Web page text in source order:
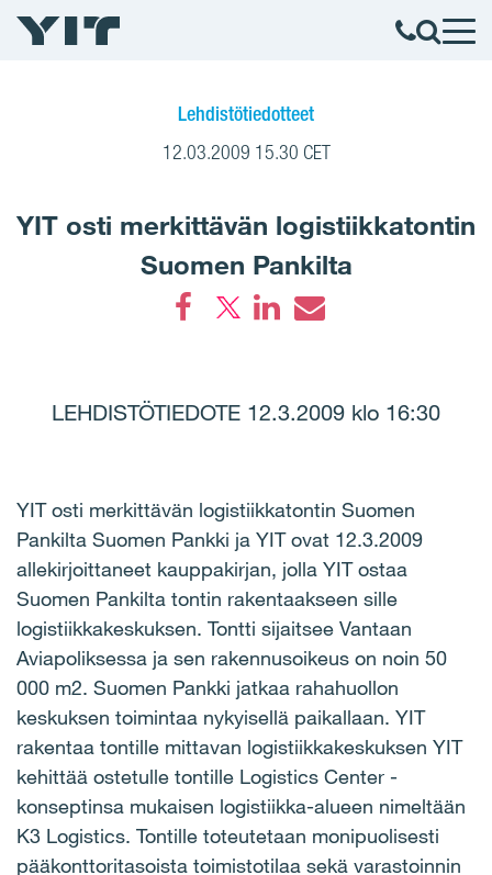
Lehdistötiedotteet
12.03.2009 15.30 CET
YIT osti merkittävän logistiikkatontin
Suomen Pankilta
LEHDISTÖTIEDOTE 12.3.2009 klo 16:30
YIT osti merkittävän logistiikkatontin Suomen
Pankilta Suomen Pankki ja YIT ovat 12.3.2009
allekirjoittaneet kauppakirjan, jolla YIT ostaa
Suomen Pankilta tontin rakentaakseen sille
logistiikkakeskuksen. Tontti sijaitsee Vantaan
Aviapoliksessa ja sen rakennusoikeus on noin 50
000 m2. Suomen Pankki jatkaa rahahuollon
keskuksen toimintaa nykyisellä paikallaan. YIT
rakentaa tontille mittavan logistiikkakeskuksen YIT
kehittää ostetulle tontille Logistics Center -
konseptinsa mukaisen logistiikka-alueen nimeltään
K3 Logistics. Tontille toteutetaan monipuolisesti
pääkonttoritasoista toimistotilaa sekä varastoinnin